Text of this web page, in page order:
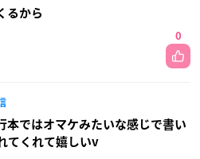
るから
0
本ではオマケみたいな感じで書い
てくれて嬉しいv